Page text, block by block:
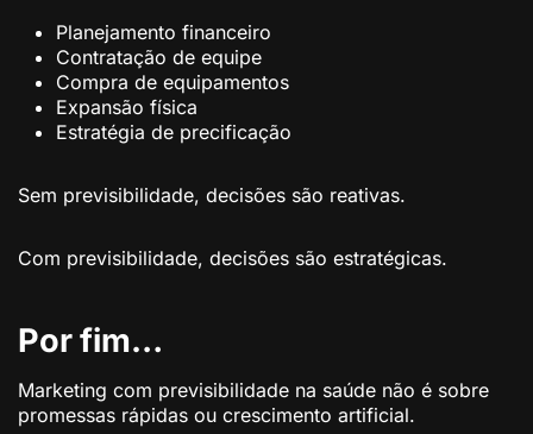
Planejamento financeiro
Contratação de equipe
Compra de equipamentos
Expansão física
Estratégia de precificação
Sem previsibilidade, decisões são reativas.
Com previsibilidade, decisões são estratégicas.
Por fim…
Marketing com previsibilidade na saúde não é sobre
promessas rápidas ou crescimento artificial.